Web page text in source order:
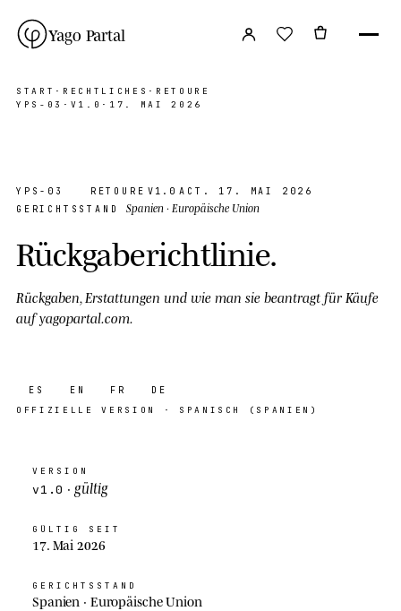
Yago Partal
START · RECHTLICHES · RETOURE
YPS-03 · V1.0 · 17. MAI 2026
YPS-03 RETOURE V1.0 ACT. 17. MAI 2026
GERICHTSSTANDSpanien · Europäische Union
Rückgaberichtlinie.
Rückgaben, Erstattungen und wie man sie beantragt für Käufe
auf yagopartal.com.
ES EN FR
DE
OFFIZIELLEVERSION · SPANISCH (SPANIEN)
VERSION
v1.0 · gültig
GÜLTIG SEIT
17. Mai 2026
GERICHTSSTAND
Spanien · Europäische Union